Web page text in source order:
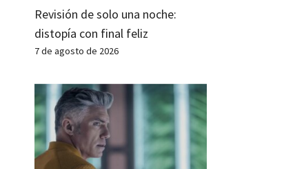
Revisión de solo una noche:
distopía con final feliz
7 de agosto de 2026